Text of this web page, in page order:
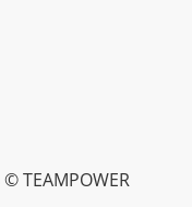
TEAMPOWER